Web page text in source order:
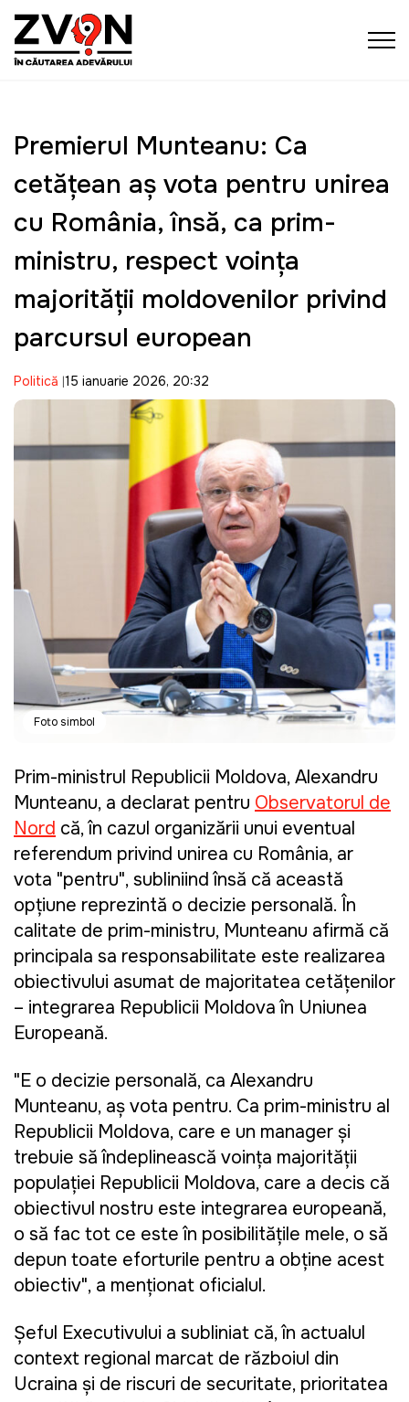
Premierul Munteanu: Ca
cetățean aș vota pentru unirea
cu România, însă, ca prim-
ministru, respect voința
majorității moldovenilor privind
parcursul european
Politică 15 ianuarie 2026, 20:32
Foto simbol
Prim-ministrul Republicii Moldova, Alexandru
Munteanu, a declarat pentru Observatorul de
Nord că, în cazul organizării unui eventual
referendum privind unirea cu România, ar
vota "pentru", subliniind însă că această
opțiune reprezintă o decizie personală. În
calitate de prim-ministru, Munteanu afirmă că
principala sa responsabilitate este realizarea
obiectivului asumat de majoritatea cetățenilor
– integrarea Republicii Moldova în Uniunea
Europeană.
"E o decizie personală, ca Alexandru
Munteanu, aş vota pentru. Ca prim-ministru al
Republicii Moldova, care e un manager şi
trebuie să îndeplinească voinţa majorităţii
populaţiei Republicii Moldova, care a decis că
obiectivul nostru este integrarea europeană,
o să fac tot ce este în posibilităţile mele, o să
depun toate eforturile pentru a obţine acest
obiectiv", a menţionat oficialul.
Șeful Executivului a subliniat că, în actualul
context regional marcat de războiul din
Ucraina și de riscuri de securitate, prioritatea